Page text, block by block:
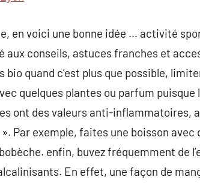
en voici une bonne idée … activité
aux conseils, astuces franches et
quand c’est plus que possible,
quelques plantes ou parfum puisque
ont des valeurs anti-inflammatoires,
Par exemple, faites une boisson avec
enfin, buvez fréquemment de
En effet, une façon de